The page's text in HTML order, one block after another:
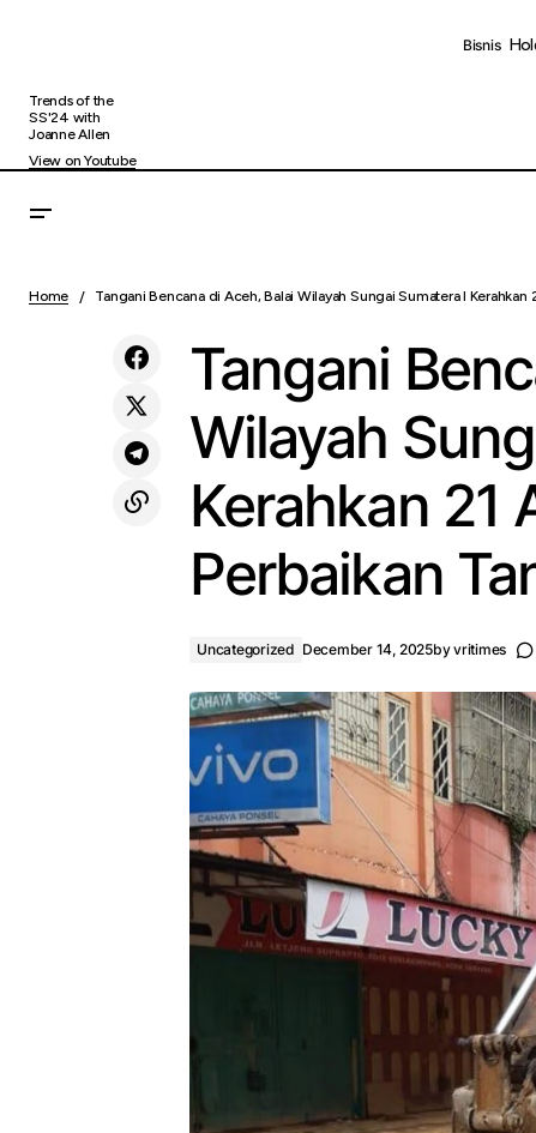
Bisnis
Trends of the
SS'24 with
Joanne Allen
View on Youtube
Rangkaian Peringatan Hakordia 2025
Uncategorized
Home Tangani Bencana di Aceh, Balai Wilayah Sungai Sumatera I
Tangani
Wilayah
Kerahkan 21
Perbaikan
Uncategorized December 14, 2025byvritimes